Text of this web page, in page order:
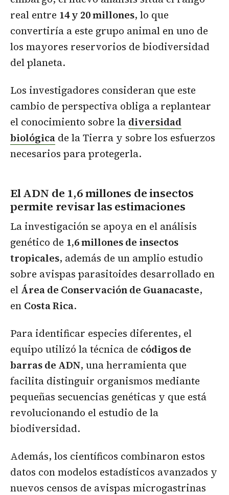
real entre 14 y 20 millones, lo que
convertiría a este grupo animal en uno de
los mayores reservorios de biodiversidad
del planeta.
Los investigadores consideran que este
cambio de perspectiva obliga a replantear
el conocimiento sobre la diversidad
biológica de la Tierra y sobre los esfuerzos
necesarios para protegerla.
El ADN de 1,6 millones de insectos
permite revisar las estimaciones
La investigación se apoya en el análisis
genético de 1,6 millones de insectos
tropicales, además de un amplio estudio
sobre avispas parasitoides desarrollado en
el Área de Conservación de Guanacaste,
en Costa Rica.
Para identificar especies diferentes, el
equipo utilizó la técnica de códigos de
barras de ADN, una herramienta que
facilita distinguir organismos mediante
pequeñas secuencias genéticas y que está
revolucionando el estudio de la
biodiversidad.
Además, los científicos combinaron estos
datos con modelos estadísticos avanzados y
nuevos censos de avispas microgastrinas